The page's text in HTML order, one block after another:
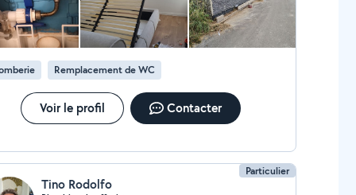
Remplacement de WC
Voir le profil Contacter
Particulier
Tino Rodolfo